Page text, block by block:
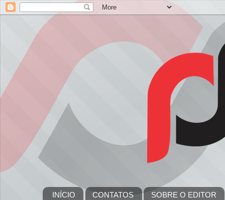
INÍCIO CONTATOS SOBRE O EDITOR